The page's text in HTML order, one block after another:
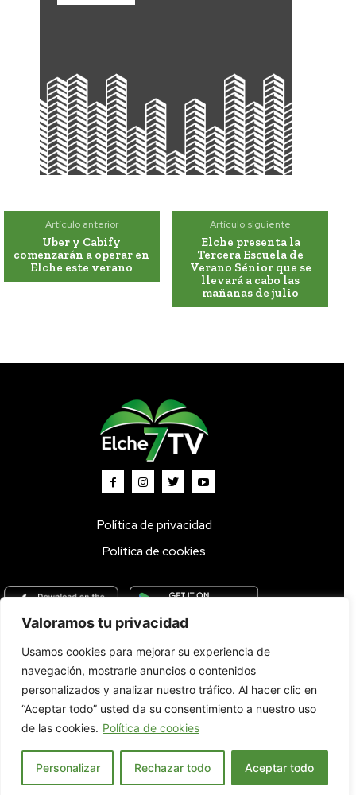
Valoramos tu privacidad
Usamos cookies para mejorar su experiencia de
navegación, mostrarle anuncios o contenidos
personalizados y analizar nuestro tráfico. Al hacer clic en
“Aceptar todo” usted da su consentimiento a nuestro uso
de las cookies. Política de cookies
Personalizar Rechazar todo Aceptar todo
Artículo anterior
Uber y Cabify
comenzarán a operar en
Elche este verano
Artículo siguiente
Elche presenta la
Tercera Escuela de
Verano Sénior que se
llevará a cabo las
mañanas de julio
Política de privacidad
Política de cookies
TV DIRECTO 🔴 Programas Parrilla
Radio
Bolsa de Trabajo Contacto
Español